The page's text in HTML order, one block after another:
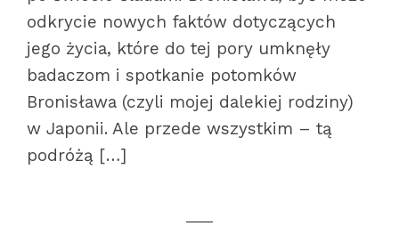
odkrycie nowych faktów dotyczących
jego życia, które do tej pory umknęły
badaczom i spotkanie potomków
Bronisława (czyli mojej dalekiej rodziny)
w Japonii. Ale przede wszystkim – tą
podróżą […]